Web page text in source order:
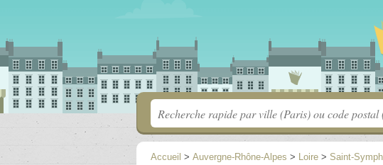
Accueil > Auvergne-Rhône-Alpes > Loire > Saint-